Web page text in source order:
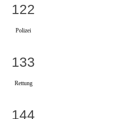
122
Polizei
133
Rettung
144